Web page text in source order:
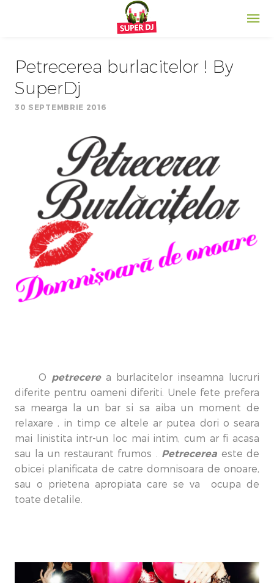
Petrecerea burlacitelor ! By
SuperDj
30 SEPTEMBRIE 2016
O petrecerea burlacitelor inseamna lucruri
diferite pentru oameni diferiti. Unele fete prefera
sa mearga la un bar si sa aiba un moment de
relaxare , in timp ce altele ar putea dori o seara
mai linistita intr-un loc mai intim, cum ar fi acasa
sau la un restaurant frumos . Petrecerea este de
obicei planificata de catre domnisoara de onoare,
sau o prietena apropiata care se va ocupa de
toate detalile.